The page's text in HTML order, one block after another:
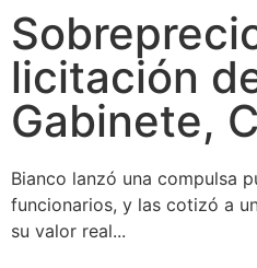
licitación
Gabinete,
Bianco lanzó una compulsa
funcionarios, y las cotizó a
su valor real...